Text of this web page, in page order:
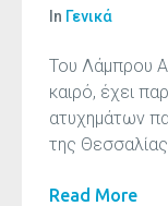
In Γενικά
Του Λάμπρου
καιρό, έχει
ατυχημάτων
της
Read More